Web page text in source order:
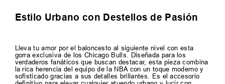
Estilo Urbano con Destellos de Pasión
Lleva tu amor por el baloncesto al siguiente nivel con esta
gorra exclusiva de los Chicago Bulls. Diseñada para los
verdaderos fanáticos que buscan destacar, esta pieza combina
la rica herencia del equipo de la NBA con un toque moderno y
sofisticado gracias a sus detalles brillantes. Es el accesorio